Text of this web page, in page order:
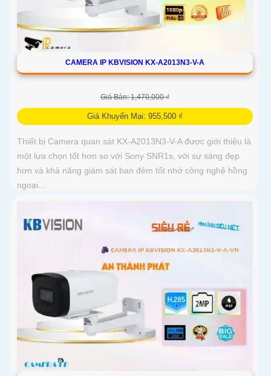
CAMERA IP KBVISION KX-A2013N3-V-A
Giá Bán: 1,470,000 ₫
Giá Khuyến Mại: 955,500 ₫
Thiết bị Camera quan sát KX-A2013N3-V-A được giới thiệu là
một lựa chọn tốt hơn so với Sony SNR1s, với sự sáng đẹp
hơn và khả năng giám sát ban đêm tốt nhờ công nghệ hồng
ngoại...